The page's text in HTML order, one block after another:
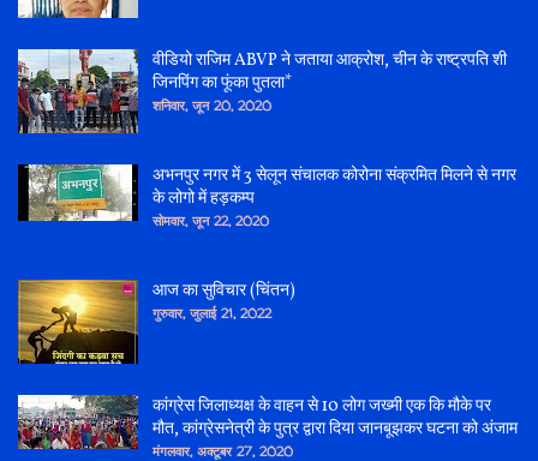
वीडियो राजिम ABVP ने जताया आक्रोश, चीन के राष्ट्रपति शी
जिनपिंग का फूंका पुतला*
शनिवार, जून 20, 2020
अभनपुर नगर में 3 सेलून संचालक कोरोना संक्रमित मिलने से नगर
के लोगो में हड़कम्प
सोमवार, जून 22, 2020
आज का सुविचार (चिंतन)
गुरुवार, जुलाई 21, 2022
कांग्रेस जिलाध्यक्ष के वाहन से 10 लोग जख्मी एक कि मौके पर
मौत, कांग्रेसनेत्री के पुत्र द्वारा दिया जानबूझकर घटना को अंजाम
मंगलवार, अक्टूबर 27, 2020